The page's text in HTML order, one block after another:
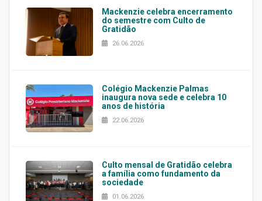
Mackenzie celebra encerramento
do semestre com Culto de
Gratidão
26.06.2026
Colégio Mackenzie Palmas
inaugura nova sede e celebra 10
anos de história
22.06.2026
Culto mensal de Gratidão celebra
a família como fundamento da
sociedade
01.06.2026